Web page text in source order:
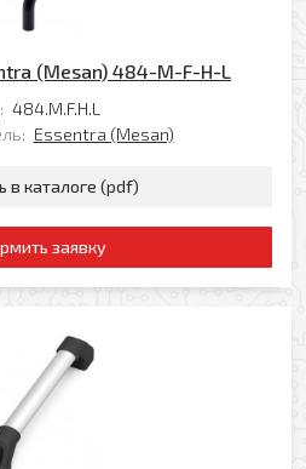
(Mesan) 484-M-F-H-L
484.M.F.H.L
Essentra (Mesan)
в каталоге (pdf)
заявку